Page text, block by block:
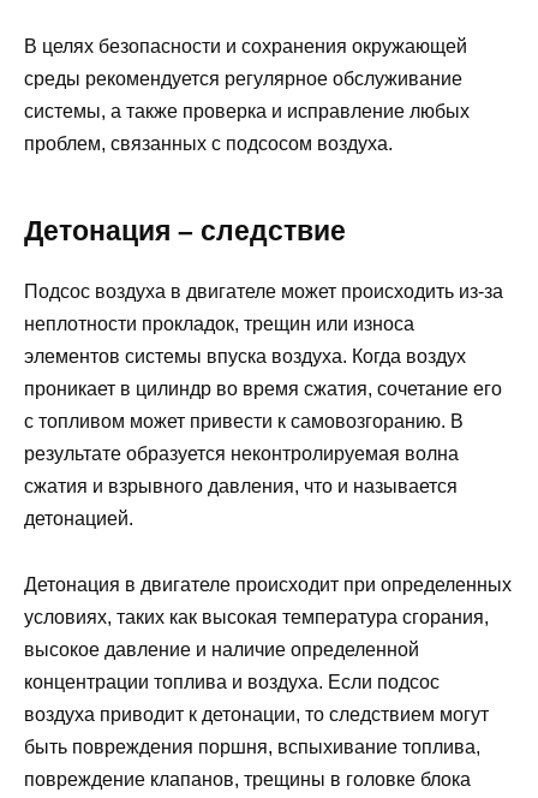
В целях безопасности и сохранения окружающей
среды рекомендуется регулярное обслуживание
системы, а также проверка и исправление любых
проблем, связанных с подсосом воздуха.
Детонация – следствие
Подсос воздуха в двигателе может происходить из-за
неплотности прокладок, трещин или износа
элементов системы впуска воздуха. Когда воздух
проникает в цилиндр во время сжатия, сочетание его
с топливом может привести к самовозгоранию. В
результате образуется неконтролируемая волна
сжатия и взрывного давления, что и называется
детонацией.
Детонация в двигателе происходит при определенных
условиях, таких как высокая температура сгорания,
высокое давление и наличие определенной
концентрации топлива и воздуха. Если подсос
воздуха приводит к детонации, то следствием могут
быть повреждения поршня, вспыхивание топлива,
повреждение клапанов, трещины в головке блока